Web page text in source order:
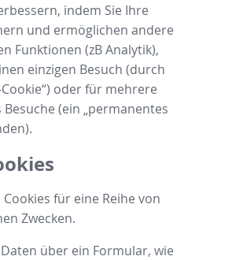
indem Sie Ihre
und ermöglichen andere
Funktionen (zB Analytik),
einzigen Besuch (durch
oder für mehrere
(ein „permanentes
für eine Reihe von
Zwecken.
über ein Formular, wie